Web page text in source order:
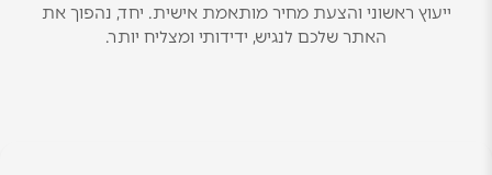
ייעוץ ראשוני והצעת מחיר מותאמת אישית. יחד, נהפוך את
האתר שלכם לנגיש, ידידותי ומצליח יותר.